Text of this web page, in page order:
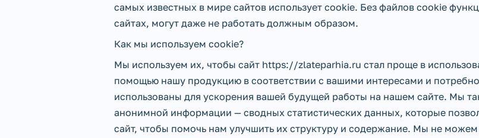
самых известных в мире сайтов использует cookie. Без файлов cookie
сайтах, могут даже не работать должным образом.
Как мы используем cookie?
Мы используем их, чтобы сайт https://zlateparhia.ru стал проще в
помощью нашу продукцию в соответствии с вашими интересами и
использованы для ускорения вашей будущей работы на нашем сайте. Мы
анонимной информации — сводных статистических данных, которые
сайт, чтобы помочь нам улучшить их структуру и содержание. Мы не